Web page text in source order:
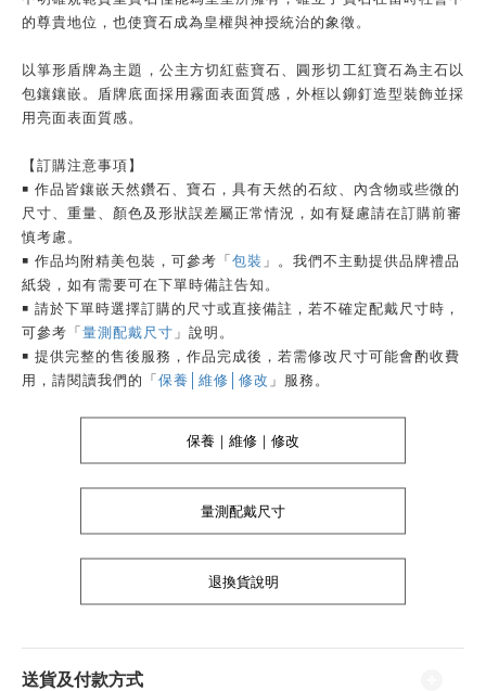
的尊貴地位，也使寶石成為皇權與神授統治的象徵。
以箏形盾牌為主題，公主方切紅藍寶石、圓形切工紅寶石為主石以
包鑲鑲嵌。盾牌底面採用霧面表面質感，外框以鉚釘造型裝飾並採
用亮面表面質感。
【訂購注意事項】
￭ 作品皆鑲嵌天然鑽石、寶石，具有天然的石紋、內含物或些微的
尺寸、重量、顏色及形狀誤差屬正常情況，如有疑慮請在訂購前審
慎考慮。
￭ 作品均附精美包裝，可參考「 包裝 」。我們不主動提供品牌禮品
紙袋，如有需要可在下單時備註告知。
￭ 請於下單時選擇訂購的尺寸或直接備註，若不確定配戴尺寸時，
可參考「 量測配戴尺寸 」說明。
￭ 提供完整的售後服務，作品完成後，若需修改尺寸可能會酌收費
用，請閱讀我們的「 保養│維修│修改 」服務。
保養｜維修｜修改
量測配戴尺寸
退換貨說明
送貨及付款方式